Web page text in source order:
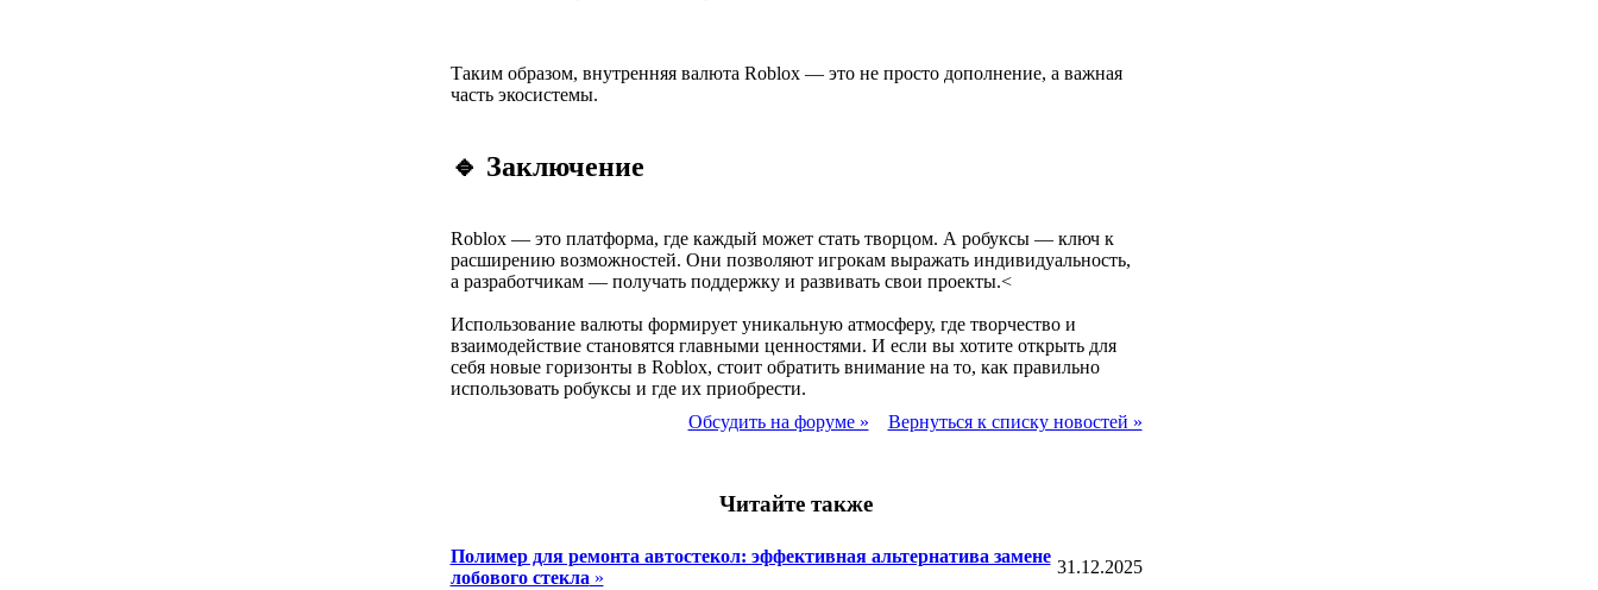
Таким образом, внутренняя валюта Roblox — это не просто дополнение, а важная
часть экосистемы.
🔹 Заключение
Roblox — это платформа, где каждый может стать творцом. А робуксы — ключ к
расширению возможностей. Они позволяют игрокам выражать индивидуальность,
а разработчикам — получать поддержку и развивать свои проекты.<
Использование валюты формирует уникальную атмосферу, где творчество и
взаимодействие становятся главными ценностями. И если вы хотите открыть для
себя новые горизонты в Roblox, стоит обратить внимание на то, как правильно
использовать робуксы и где их приобрести.
Обсудить на форуме »
Вернуться к списку новостей »
Читайте также
Полимер для ремонта автостекол: эффективная альтернатива замене
лобового стекла »
31.12.2025